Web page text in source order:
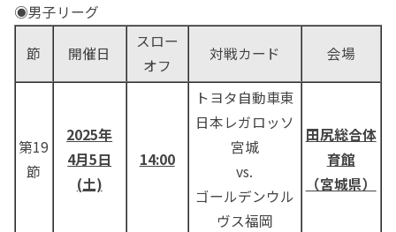
◉男子リーグ
節 開催日
スロー
オフ
対戦カード 会場
第19
節
2025年
4月5日
(土)
14:00
トヨタ自動車東
日本レガロッソ
宮城
vs.
ゴールデンウル
ヴス福岡
田尻総合体
育館
（宮城県）